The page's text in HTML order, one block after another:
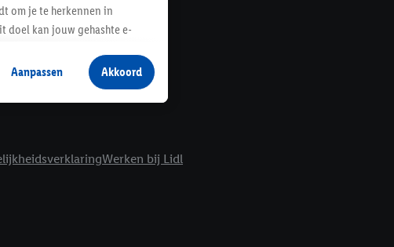
Werken bij Lidl
om je te herkennen in
doel kan jouw gehashte e-
voor producten waarin je
online winkel te plaatsen
aan jou kunnen worden
Aanpassen Akkoord